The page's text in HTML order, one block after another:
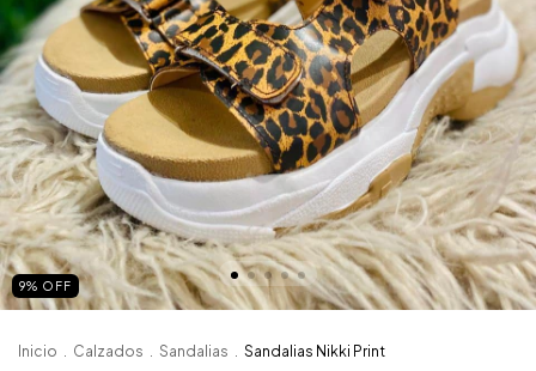
9% OFF
Inicio . Calzados . Sandalias . Sandalias Nikki Print